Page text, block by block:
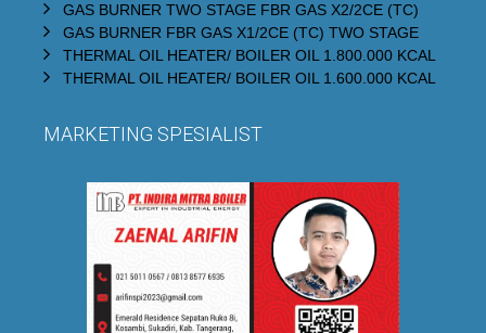
GAS BURNER TWO STAGE FBR GAS X2/2CE (TC)
GAS BURNER FBR GAS X1/2CE (TC) TWO STAGE
THERMAL OIL HEATER/ BOILER OIL 1.800.000 KCAL
THERMAL OIL HEATER/ BOILER OIL 1.600.000 KCAL
MARKETING SPESIALIST